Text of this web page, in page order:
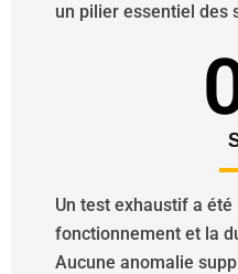
un pilier essentiel des
Un test exhaustif a
fonctionnement et la
Aucune anomalie